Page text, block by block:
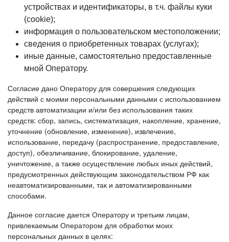
устройствах и идентификаторы, в т.ч. файлы куки
(cookie);
информация о пользовательском местоположении;
сведения о приобретенных товарах (услугах);
иные данные, самостоятельно предоставленные
мной Оператору.
Согласие дано Оператору для совершения следующих
действий с моими персональными данными с использованием
средств автоматизации и/или без использования таких
средств: сбор, запись, систематизация, накопление, хранение,
уточнение (обновление, изменение), извлечение,
использование, передачу (распространение, предоставление,
доступ), обезличивание, блокирование, удаление,
уничтожение, а также осуществление любых иных действий,
предусмотренных действующим законодательством РФ как
неавтоматизированными, так и автоматизированными
способами.
Данное согласие дается Оператору и третьим лицам,
привлекаемым Оператором для обработки моих
персональных данных в целях: